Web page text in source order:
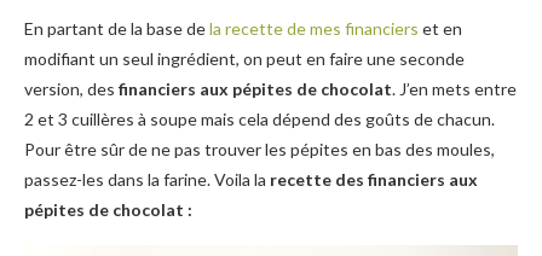
En partant de la base dela recette de mes financiers et en
modifiant un seul ingrédient, on peut en faire une seconde
version, des financiers aux pépites de chocolat. J’en mets entre
2 et 3 cuillères à soupe mais cela dépend des goûts de chacun.
Pour être sûr de ne pas trouver les pépites en bas des moules,
passez-les dans la farine. Voila la recette des financiers aux
pépites de chocolat :